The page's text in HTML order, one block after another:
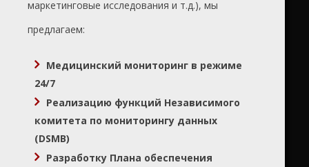
маркетинговые исследования и т.д.), мы
предлагаем:
Медицинский мониторинг в режиме
24/7
Реализацию функций Независимого
комитета по мониторингу данных
(DSMB)
Разработку Плана обеспечения